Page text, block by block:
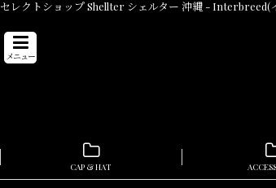
セレクトショップ Shellter シェルター 沖縄 - Interbreed(
メニュー
CAP & HAT